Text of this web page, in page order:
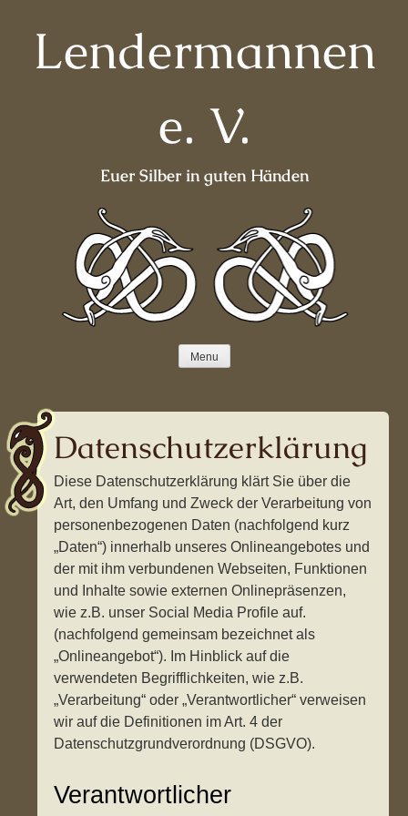
contentLendermannen
e. V.
Euer Silber in guten Händen
Menu
Datenschutzerklärung
Diese Datenschutzerklärung klärt Sie über die
Art, den Umfang und Zweck der Verarbeitung von
personenbezogenen Daten (nachfolgend kurz
„Daten“) innerhalb unseres Onlineangebotes und
der mit ihm verbundenen Webseiten, Funktionen
und Inhalte sowie externen Onlinepräsenzen,
wie z.B. unser Social Media Profile auf.
(nachfolgend gemeinsam bezeichnet als
„Onlineangebot“). Im Hinblick auf die
verwendeten Begrifflichkeiten, wie z.B.
„Verarbeitung“ oder „Verantwortlicher“ verweisen
wir auf die Definitionen im Art. 4 der
Datenschutzgrundverordnung (DSGVO).
Verantwortlicher